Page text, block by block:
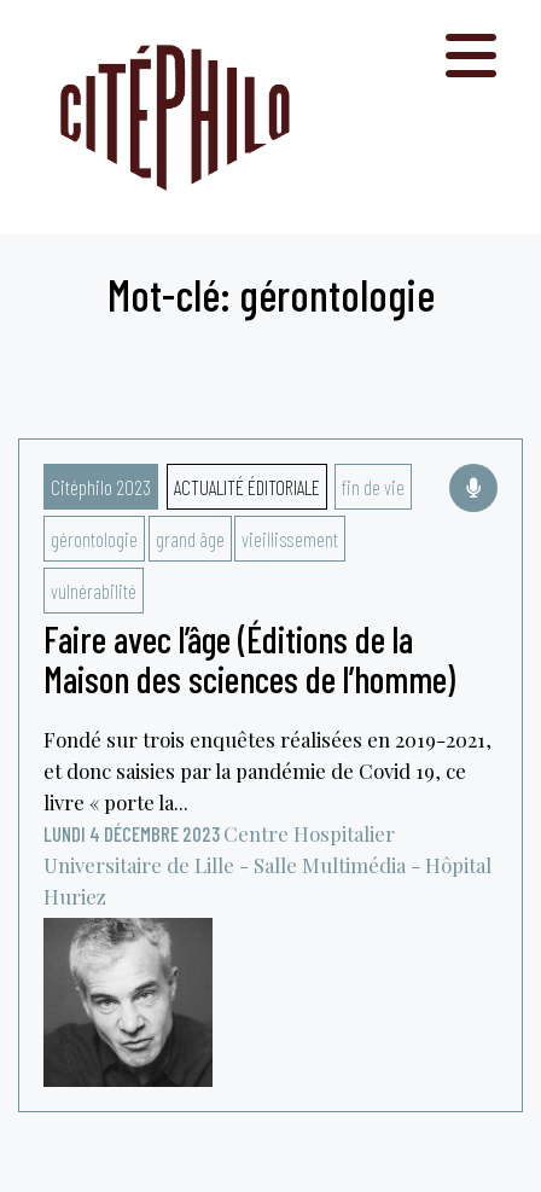
Mot-clé: gérontologie
Citéphilo 2023 ACTUALITÉ ÉDITORIALE fin de vie
gérontologie grand âge vieillissement
vulnérabilité
Faire avec l’âge (Éditions de la
Maison des sciences de l’homme)
Fondé sur trois enquêtes réalisées en 2019-2021,
et donc saisies par la pandémie de Covid 19, ce
livre « porte la...
LUNDI 4 DÉCEMBRE 2023 Centre Hospitalier
Universitaire de Lille - Salle Multimédia - Hôpital
Huriez